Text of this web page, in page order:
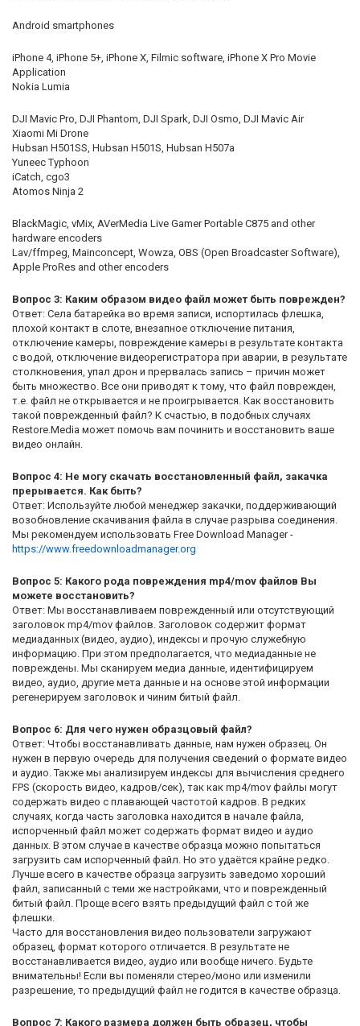
Android smartphones
iPhone 4, iPhone 5+, iPhone X, Filmic software, iPhone X Pro Movie
Application
Nokia Lumia
DJI Mavic Pro, DJI Phantom, DJI Spark, DJI Osmo, DJI Mavic Air
Xiaomi Mi Drone
Hubsan H501SS, Hubsan H501S, Hubsan H507a
Yuneec Typhoon
iCatch, cgo3
Atomos Ninja 2
BlackMagic, vMix, AVerMedia Live Gamer Portable C875 and other
hardware encoders
Lav/ffmpeg, Mainconcept, Wowza, OBS (Open Broadcaster Software),
Apple ProRes and other encoders
Вопрос 3: Каким образом видео файл может быть поврежден?
Ответ: Села батарейка во время записи, испортилась флешка,
плохой контакт в слоте, внезапное отключение питания,
отключение камеры, повреждение камеры в результате контакта
с водой, отключение видеорегистратора при аварии, в результате
столкновения, упал дрон и прервалась запись – причин может
быть множество. Все они приводят к тому, что файл поврежден,
т.е. файл не открывается и не проигрывается. Как восстановить
такой поврежденный файл? К счастью, в подобных случаях
Restore.Media может помочь вам починить и восстановить ваше
видео онлайн.
Вопрос 4: Не могу скачать восстановленный файл, закачка
прерывается. Как быть?
Ответ: Используйте любой менеджер закачки, поддерживающий
возобновление скачивания файла в случае разрыва соединения.
Мы рекомендуем использовать Free Download Manager -
https://www.freedownloadmanager.org
Вопрос 5: Какого рода повреждения mp4/mov файлов Вы
можете восстановить?
Ответ: Мы восстанавливаем поврежденный или отсутствующий
заголовок mp4/mov файлов. Заголовок содержит формат
медиаданных (видео, аудио), индексы и прочую служебную
информацию. При этом предполагается, что медиаданные не
повреждены. Мы сканируем медиа данные, идентифицируем
видео, аудио, другие мета данные и на основе этой информации
регенерируем заголовок и чиним битый файл.
Вопрос 6: Для чего нужен образцовый файл?
Ответ: Чтобы восстанавливать данные, нам нужен образец. Он
нужен в первую очередь для получения сведений о формате видео
и аудио. Также мы анализируем индексы для вычисления среднего
FPS (скорость видео, кадров/сек), так как mp4/mov файлы могут
содержать видео с плавающей частотой кадров. В редких
случаях, когда часть заголовка находится в начале файла,
испорченный файл может содержать формат видео и аудио
данных. В этом случае в качестве образца можно попытаться
загрузить сам испорченный файл. Но это удаётся крайне редко.
Лучше всего в качестве образца загрузить заведомо хороший
файл, записанный с теми же настройками, что и поврежденный
битый файл. Проще всего взять предыдущий файл с той же
флешки.
Часто для восстановления видео пользователи загружают
образец, формат которого отличается. В результате не
восстанавливается видео, аудио или вообще ничего. Будьте
внимательны! Если вы поменяли стерео/моно или изменили
разрешение, то предыдущий файл не годится в качестве образца.
Вопрос 7: Какого размера должен быть образец, чтобы